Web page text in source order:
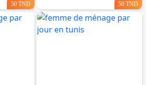
50 TND 50 TND